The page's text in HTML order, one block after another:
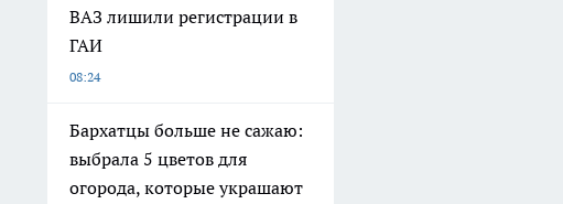
ВАЗ лишили регистрации в
ГАИ
08:24
Бархатцы больше не сажаю:
выбрала 5 цветов для
огорода, которые украшают